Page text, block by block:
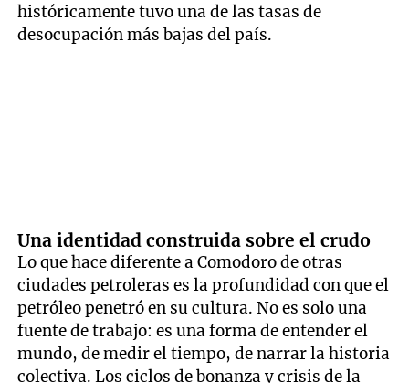
históricamente tuvo una de las tasas de
desocupación más bajas del país.
Una identidad construida sobre el crudo
Lo que hace diferente a Comodoro de otras
ciudades petroleras es la profundidad con que el
petróleo penetró en su cultura. No es solo una
fuente de trabajo: es una forma de entender el
mundo, de medir el tiempo, de narrar la historia
colectiva. Los ciclos de bonanza y crisis de la